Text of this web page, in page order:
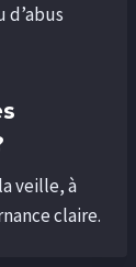
d’abus
veille, à
claire.